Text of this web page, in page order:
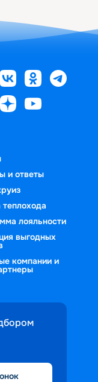
и ответы
лояльности
выгодных
компании и